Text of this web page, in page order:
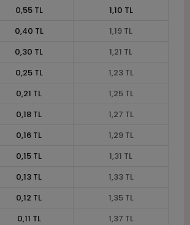
0,55 TL
1,10 TL
0,40 TL
1,19 TL
0,30 TL
1,21 TL
0,25 TL
1,23 TL
0,21 TL
1,25 TL
0,18 TL
1,27 TL
0,16 TL
1,29 TL
0,15 TL
1,31 TL
0,13 TL
1,33 TL
0,12 TL
1,35 TL
0,11 TL 1,37 TL